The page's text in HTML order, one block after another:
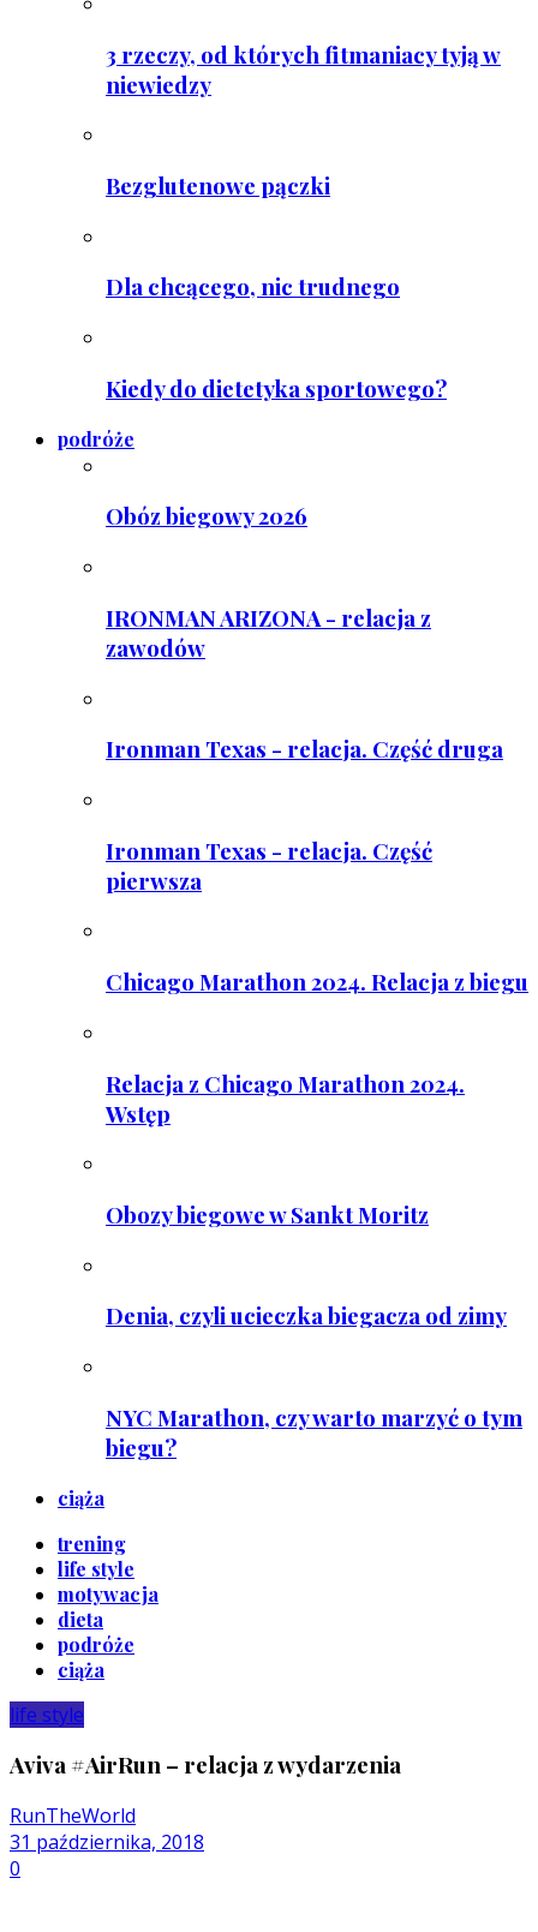
3 rzeczy, od których fitmaniacy tyją w
niewiedzy
Bezglutenowe pączki
Dla chcącego, nic trudnego
Kiedy do dietetyka sportowego?
podróże
Obóz biegowy 2026
IRONMAN ARIZONA - relacja z
zawodów
Ironman Texas - relacja. Część druga
Ironman Texas - relacja. Część
pierwsza
Chicago Marathon 2024. Relacja z biegu
Relacja z Chicago Marathon 2024.
Wstęp
Obozy biegowe w Sankt Moritz
Denia, czyli ucieczka biegacza od zimy
NYC Marathon, czy warto marzyć o tym
biegu?
ciąża
trening
life style
motywacja
dieta
podróże
ciąża
life style
Aviva #AirRun – relacja z wydarzenia
RunTheWorld
31 października, 2018
0